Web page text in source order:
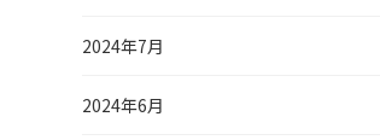
2024年7月
2024年6月